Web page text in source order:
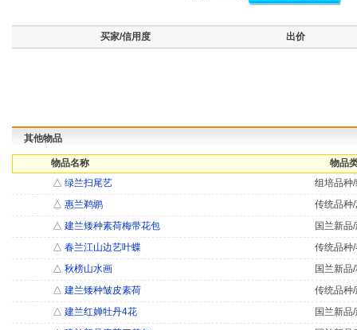
买家/信用度 出价
其他物品
物品名称
物品
△ 绿兰扫尾艺
组培品种
△ 惠兰鹈鹕
传统品种
△ 建兰矮种素荷梅带花包
国兰新品
△ 春兰江山边艺叶蝶
传统品种
△ 秋榜山水画
国兰新品
△ 建兰矮种皱皮素荷
传统品种
△ 建兰红婵牡丹4花
国兰新品